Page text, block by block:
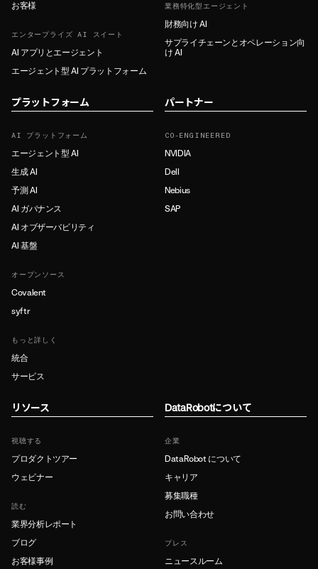
お客様
エンタープライズ AI スイート
AI アプリとエージェント
エージェント型 AI プラットフォーム
業務特化型エージェント
財務向け AI
サプライチェーンとオペレーション向
け AI
プラットフォーム
AI プラットフォーム
エージェント型 AI
生成 AI
予測 AI
AI ガバナンス
AI オブザーバビリティ
AI 基盤
オープンソース
Covalent
syftr
もっと詳しく
統合
サービス
パートナー
CO-ENGINEERED
NVIDIA
Dell
Nebius
SAP
リソース
視聴する
プロダクトツアー
ウェビナー
読む
業界分析レポート
ブログ
お客様事例
DataRobotについて
企業
DataRobot について
キャリア
募集職種
お問い合わせ
プレス
ニュースルーム